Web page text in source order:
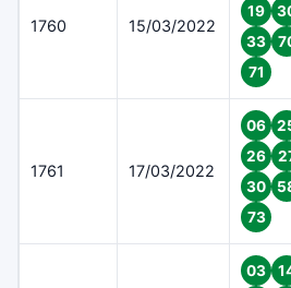
1760 15/03/2022
19
33
71
1761 17/03/2022
06
26
30
73
03